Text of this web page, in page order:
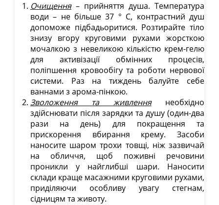
Очищення– прийняття душа. Температура
води – не більше 37 ° С, контрастний душ
допоможе підбадьоритися. Розтирайте тіло
знизу вгору круговими рухами жорсткою
мочалкою з невеликою кількістю крем-гелю
для активізації обмінних процесів,
поліпшення кровообігу та роботи нервової
системи. Раз на тиждень балуйте себе
ваннами з арома-пінкою.
Зволоження та живленнянеобхідно
здійснювати після зарядки та душу (один-два
рази на день) для покращення та
прискорення вбирання крему. Засоби
наносите шаром трохи товщі, ніж зазвичай
на обличчя, щоб поживні речовини
проникли у найглибші шари. Наносити
склади краще масажними круговими рухами,
приділяючи особливу увагу стегнам,
сідницям та животу.